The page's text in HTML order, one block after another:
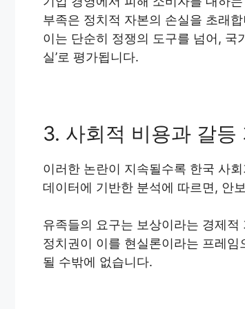
부족은 정치적 자본의 손실을 초래
이는 단순히 정쟁의 도구를 넘어, 국
실’로 평가됩니다.
3. 사회적 비용과 갈등
이러한 논란이 지속될수록 한국 사
데이터에 기반한 분석에 따르면, 안
유족들의 요구는 보상이라는 경제적
정치권이 이를 현실론이라는 프레
될 수밖에 없습니다.